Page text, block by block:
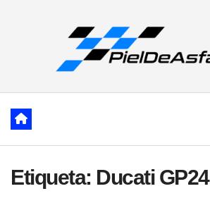
Etiqueta: Ducati GP24